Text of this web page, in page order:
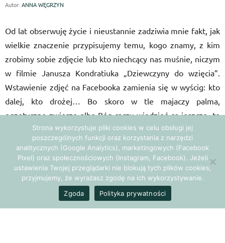
Autor: ANNA WĘGRZYN
Od lat obserwuję życie i nieustannie zadziwia mnie fakt, jak
wielkie znaczenie przypisujemy temu, kogo znamy, z kim
zrobimy sobie zdjęcie lub kto niechcący nas muśnie, niczym
w filmie Janusza Kondratiuka „Dziewczyny do wzięcia”.
Wstawienie zdjęć na Facebooka zamienia się w wyścig: kto
dalej, kto drożej… Bo skoro w tle majaczy palma,
egzotyczne zwierzę albo Bóg raczy wiedzieć co jeszcze, to
znaczy, że mi dobrze i inni też tak by pewnie chcieli.
Najbardziej przeraża mnie takie stanowisko w kręgach
rozwoju osobistego. Przecież – jak sama nazwa wskazuje –
rozwój osobisty to skupienie uwagi na sobie i na swoim
rozwoju, pojmowanie świata według własnych zasad i
potrzeb! Dlaczego więc ciągle żyjemy na pokaz?
Strona wykorzystuje pliki cookies w celu obsługi jej
poszczególnych funkcji oraz korzystania z narzędzi
analitycznych (Google Analytics), marketingowych (Facebook
Pixel) oraz społecznościowych (Instagram, Facebook). Jeżeli
ustawienia Twojej przeglądarki nie blokują tych plików cookies,
przyjmujemy, że wyrażasz zgodę na ich wykorzystywanie.
Zgoda
Polityka prywatności